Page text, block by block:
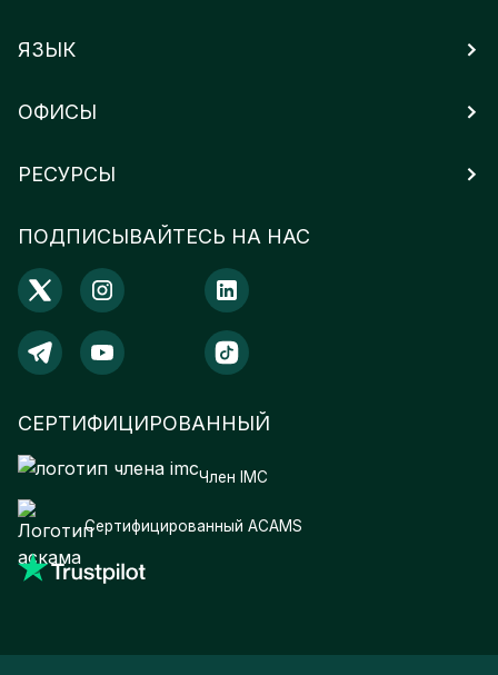
ЯЗЫК
ПОДПИСЫВАЙТЕСЬ НА НАС
ОФИСЫ
РЕСУРСЫ
СЕРТИФИЦИРОВАННЫЙ
Член IMC
Сертифицированный ACAMS